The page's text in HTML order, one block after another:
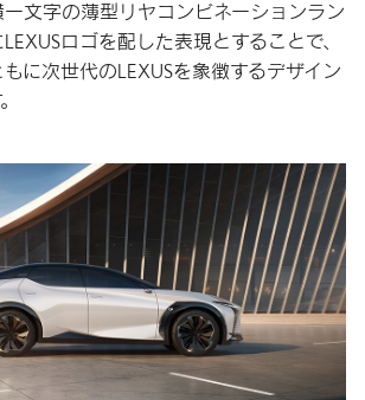
文字の薄型リヤコンビネーションラン
ロゴを配した表現とすることで、
に次世代のLEXUSを象徴するデザイン